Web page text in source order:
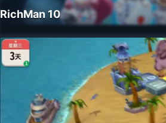
RichMan 10